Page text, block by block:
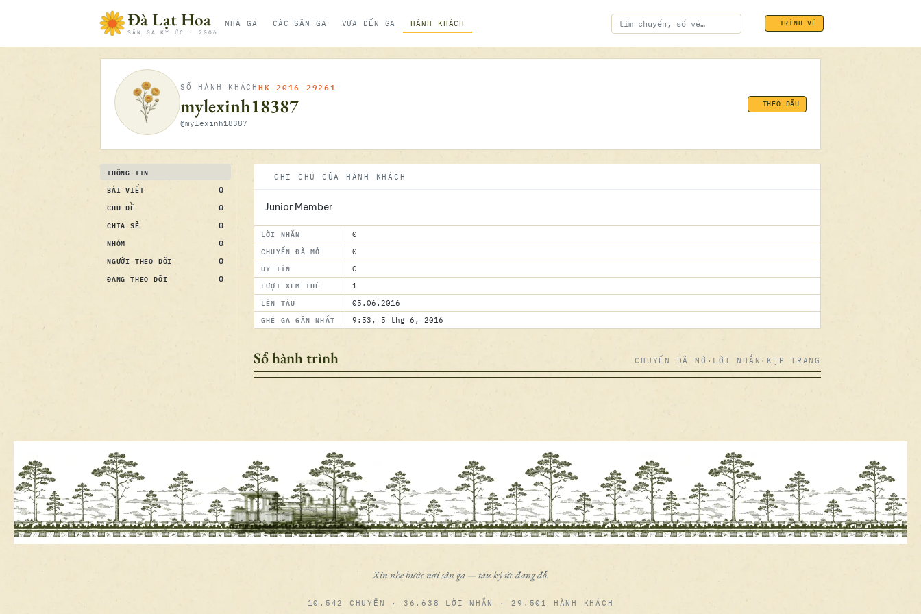
Đà Lạt Hoa
SÂN GA KÝ ỨC · 2006
NHÀ GA CÁC SÂN GA VỪA ĐẾN GA HÀNH KHÁCH TRÌNH VÉ
SỐ HÀNH KHÁCH HK-2016-29261
mylexinh18387
@mylexinh18387
THEO DẤU
THÔNG TIN
BÀI VIẾT
0
CHỦ ĐỀ 0
CHIA SẺ 0
NHÓM 0
NGƯỜI THEO DÕI 0
ĐANG THEO DÕI 0
GHI CHÚ CỦA HÀNH KHÁCH
Junior Member
LỜI NHẮN 0
CHUYẾN ĐÃ MỞ 0
UY TÍN 0
LƯỢT XEM THẺ 1
LÊN TÀU 05.06.2016
GHÉ GA GẦN NHẤT 9:53, 5 thg 6, 2016
Sổ hành trình CHUYẾN ĐÃ MỞ · LỜI NHẮN · KẸP TRANG
Xin nhẹ bước nơi sân ga — tàu ký ức đang đỗ.
10.542 CHUYẾN · 36.638 LỜI NHẮN · 29.501 HÀNH KHÁCH